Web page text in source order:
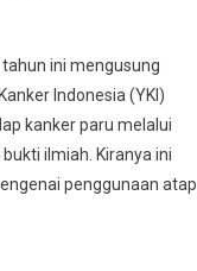
ini mengusung
Indonesia (YKI)
kanker paru melalui
ilmiah. Kiranya ini
penggunaan atap